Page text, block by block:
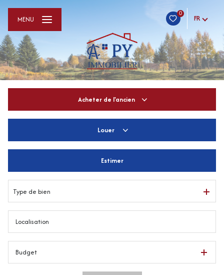
0
FR
MENU
Acheter de l'ancien
De l'immo pro
Louer
De l'immo pro
Estimer
Type de bien
Budget